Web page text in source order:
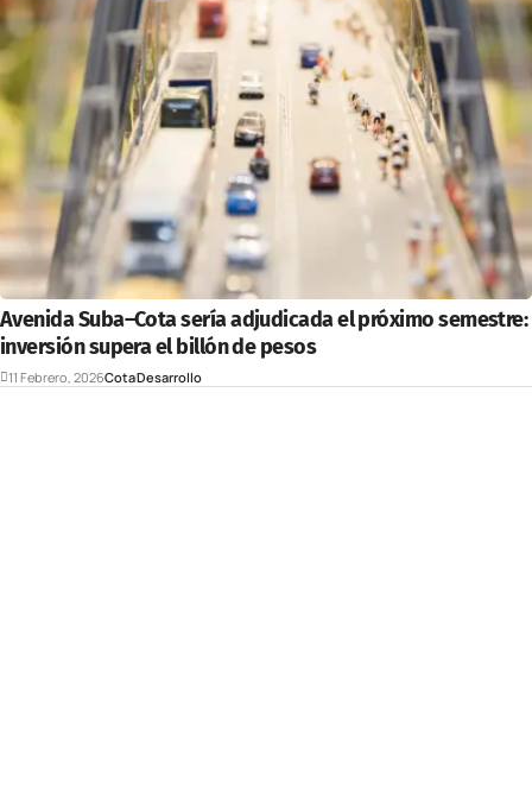
Avenida Suba–Cota sería adjudicada el próximo semestre:
inversión supera el billón de pesos
11 Febrero, 2026CotaDesarrollo